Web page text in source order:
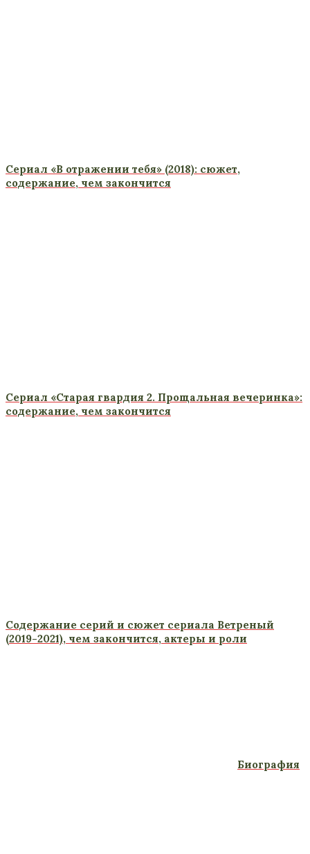
Сериал «В отражении тебя» (2018): сюжет,
содержание, чем закончится
Сериал «Старая гвардия 2. Прощальная вечеринка»:
содержание, чем закончится
Содержание серий и сюжет сериала Ветреный
(2019-2021), чем закончится, актеры и роли
Биография